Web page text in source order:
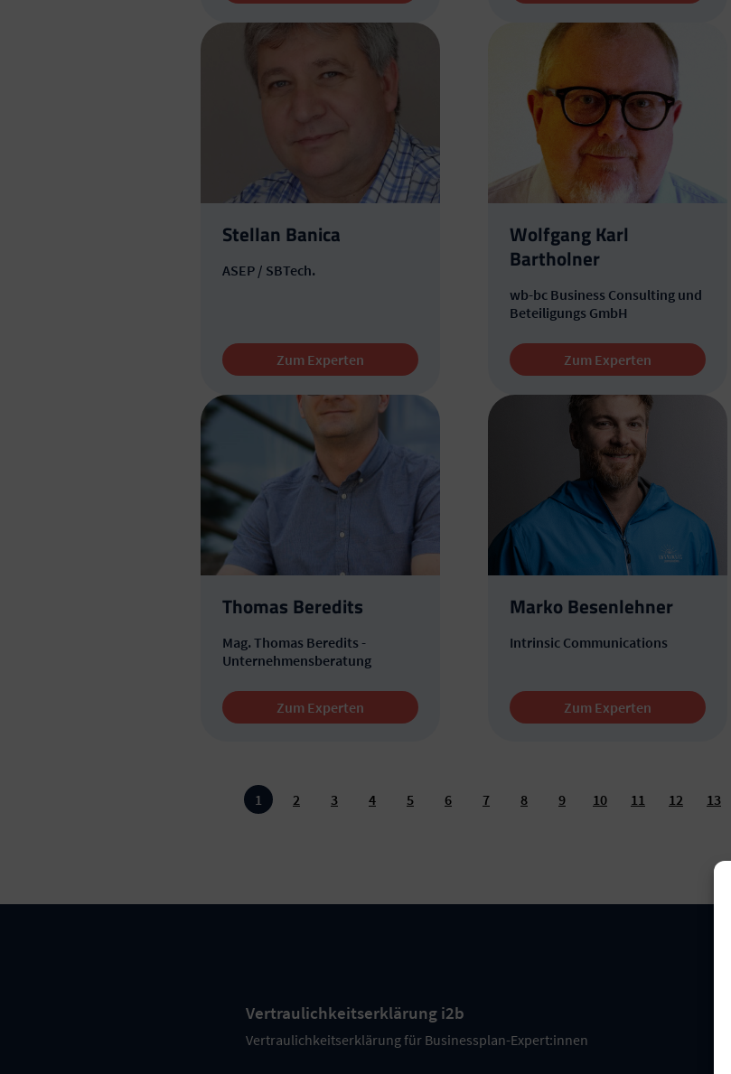
Stellan Banica
ASEP / SBTech.
Zum Experten
Wolfgang Karl
Bartholner
wb-bc Business Consulting und
Beteiligungs GmbH
Zum Experten
Thomas Beredits
Mag. Thomas Beredits -
Unternehmensberatung
Zum Experten
Marko Besenlehner
Intrinsic Communications
Zum Experten
1 2 3 4 5 6 7 8 9 10 11 12 13
Vertraulichkeitserklärung i2b
Vertraulichkeitserklärung für Businessplan-Expert:innen